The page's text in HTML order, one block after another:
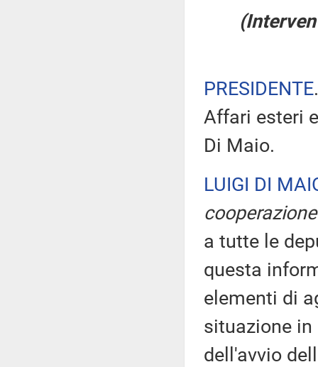
PRESIDENTE
Affari esteri
Di Maio.
LUIGI DI
a tutte le
questa
elementi di
situazione in
dell'avvio